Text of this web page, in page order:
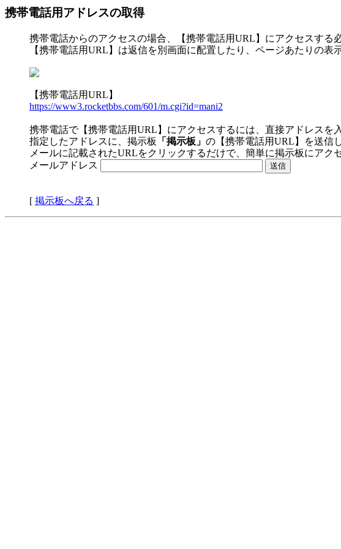
携帯電話用アドレスの取得
携帯電話からのアクセスの場合、【携帯電話用URL】にアクセスする
【携帯電話用URL】は返信を別画面に配置したり、ページあたりの
【携帯電話用URL】
https://www3.rocketbbs.com/601/m.cgi?id=mani2
携帯電話で【携帯電話用URL】にアクセスするには、直接アドレスを
指定したアドレスに、掲示板
「掲示板」 の【携帯電話用URL】を送信
メールに記載されたURLをクリックするだけで、簡単に掲示板にアク
メールアドレス
[ 掲示板へ戻る ]